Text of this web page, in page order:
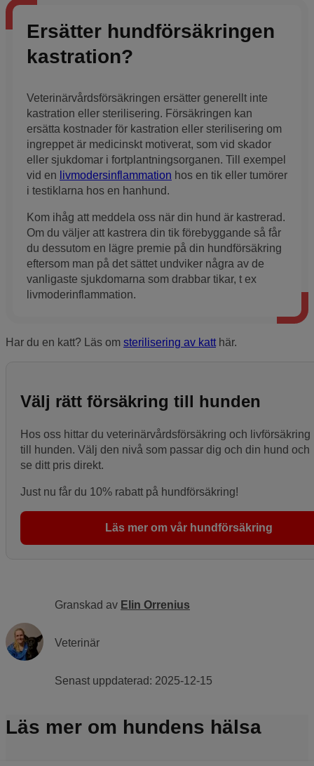
Ersätter hundförsäkringen
kastration?
Veterinärvårdsförsäkringen ersätter generellt inte
kastration eller sterilisering. Försäkringen kan
ersätta kostnader för kastration eller sterilisering om
ingreppet är medicinskt motiverat, som vid skador
eller sjukdomar i fortplantningsorganen. Till exempel
vid en livmodersinflammation hos en tik eller tumörer
i testiklarna hos en hanhund.
Kom ihåg att meddela oss när din hund är kastrerad.
Om du väljer att kastrera din tik förebyggande så får
du dessutom en lägre premie på din hundförsäkring
eftersom man på det sättet undviker några av de
vanligaste sjukdomarna som drabbar tikar, t ex
livmoderinflammation.
Har du en katt? Läs om sterilisering av katthär.
Välj rätt försäkring till hunden
Hos oss hittar du veterinärvårdsförsäkring och livförsäkring
till hunden. Välj den nivå som passar dig och din hund och
se ditt pris direkt.
Just nu får du 10% rabatt på hundförsäkring!
Läs mer om vår hundförsäkring
Granskad av Elin Orrenius
Veterinär
Senast uppdaterad: 2025-12-15
Läs mer om hundens hälsa